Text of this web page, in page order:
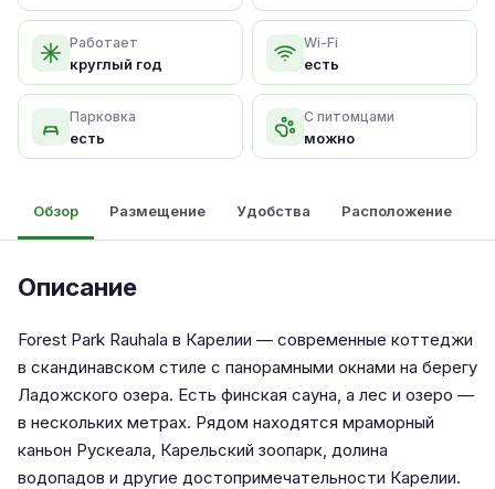
Работает
круглый год
Wi-Fi
есть
Парковка
есть
С питомцами
можно
Обзор Размещение Удобства Расположение
Описание
Forest Park Rauhala в Карелии — современные коттеджи
в скандинавском стиле с панорамными окнами на берегу
Ладожского озера. Есть финская сауна, а лес и озеро —
в нескольких метрах. Рядом находятся мраморный
каньон Рускеала, Карельский зоопарк, долина
водопадов и другие достопримечательности Карелии.